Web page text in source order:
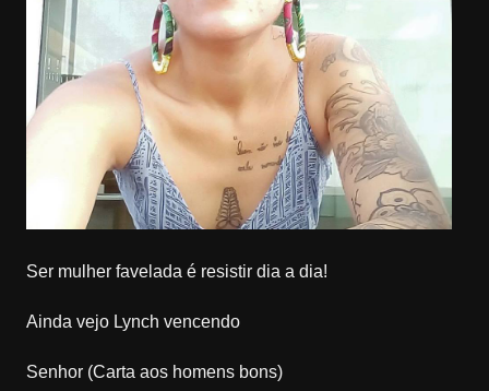
Ser mulher favelada é resistir dia a dia!
Ainda vejo Lynch vencendo
Senhor (Carta aos homens bons)